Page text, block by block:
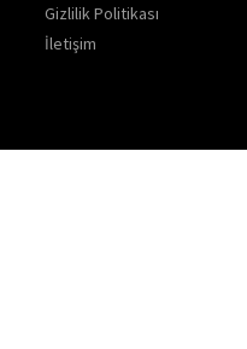
Gizlilik Politikası
İletişim